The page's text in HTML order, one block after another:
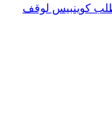
كوينبيس لوقف